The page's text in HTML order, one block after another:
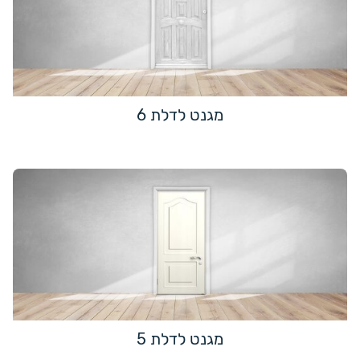
מגנט לדלת 6
מגנט לדלת 5